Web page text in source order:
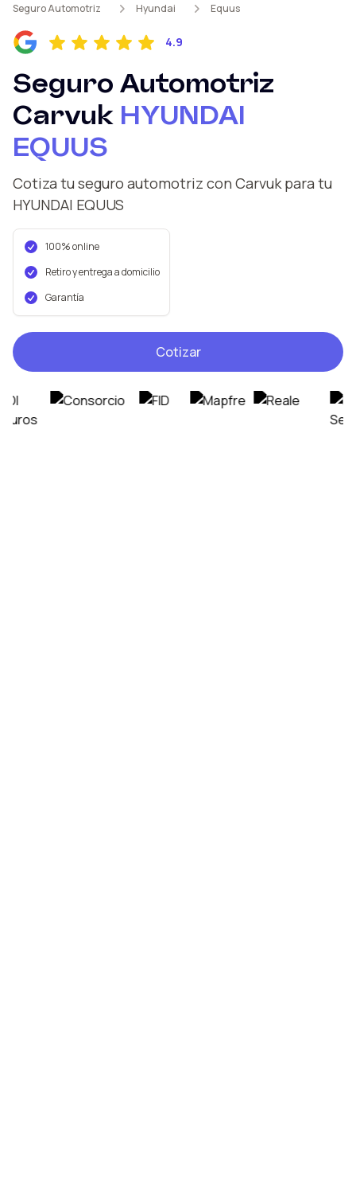
Seguro Automotriz Hyundai Equus
4.9
Seguro Automotriz
Carvuk HYUNDAI
EQUUS
Cotiza tu seguro automotriz con Carvuk para tu
HYUNDAI EQUUS
100% online
Retiro y entrega a domicilio
Garantía
Cotizar